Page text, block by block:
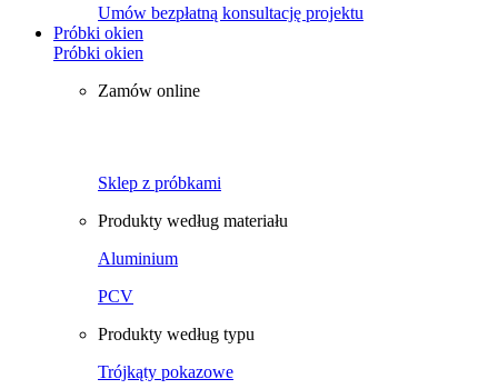
Umów bezpłatną konsultację projektu
Próbki okien
Próbki okien
Zamów online
Sklep z próbkami
Produkty według materiału
Aluminium
PCV
Produkty według typu
Trójkąty pokazowe